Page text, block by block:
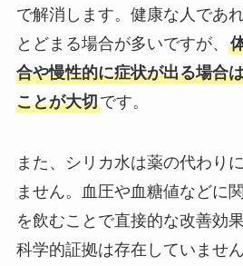
で解消します。健康な人であ
とどまる場合が多いですが、
合や慢性的に症状が出る場合
ことが大切です。
また、シリカ水は薬の代わり
ません。血圧や血糖値などに
を飲むことで直接的な改善効
科学的証拠は存在していませ